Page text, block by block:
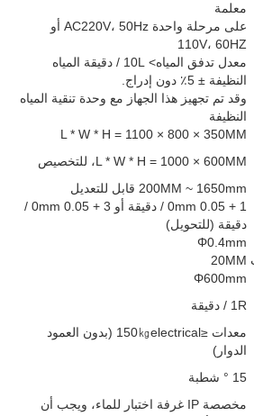
معلمة
على مرحلة واحدة AC220V، 50Hz أو
110V، 60HZ
معدل تدفق المياه> 10L / دقيقة المياه
النظيفة ± 5٪ دون إدراج.
وقد تم تجهيز هذا الجهاز مع وحدة تنقية المياه
النظيفة
L * W * H = 1100 × 800 × 350MM
L * W * H = 1000 × 600MM، للتخصيص
200MM ~ 1650mm قابل للتعديل
1 + 0.05 0mm / دقيقة أو 3 + 0.05 0mm /
دقيقة (للتحويل)
Φ0.4mm
20MM
Φ600mm
1R / دقيقة
معدات ≤150㎏electrical (بدون العمود
الدوار)
15 ° شطبة
مخصصة IP غرفة اختبار للماء، ويجب أن